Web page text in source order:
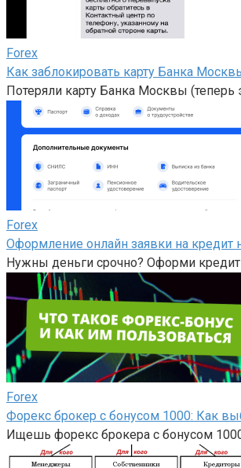
Forex
Как заблокировать карту Банка
Потеряли карту Банка Москвы (теперь
Forex
Оформление онлайн заявки на кредит
Нужны деньги срочно? Оформи
Forex
Форекс брокер с бонусом 1000: Как
Ищешь форекс брокера с бонусом